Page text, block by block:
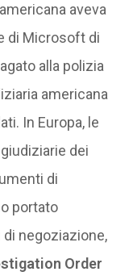
aveva
di Microsoft di
alla polizia
americana
In Europa, le
dei
di
portato
di negoziazione,
Order